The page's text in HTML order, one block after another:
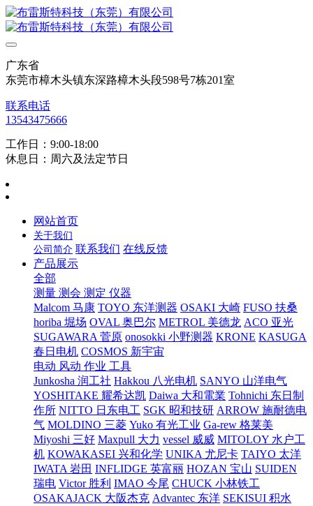
广东省
东莞市樟木头镇东深路樟木头段598号7栋201室
联系电话
13543475666
工作日：9:00-18:00
休息日：周六及法定节日
网站首页
关于我们
公司简介 联系我们 在线反馈
产品展示
全部
测量 测会 测定 仪器
Malcom 马康 TOYO 东洋测器 OSAKI 大崎 FUSO 扶桑
horiba 堀场 OVAL 奥巴尔 METROL 美德龙 ACO 亚光
SUGAWARA 菅原 onosokki 小野测器 KRONE KASUGA
春日电机 COSMOS 新宇宙
电动 风动 作业 工具
Junkosha 润工社 Hakkou 八光电机 SANYO 山洋电气
YOSHITAKE 耀希达凯 Daiwa 大和電業 Tohnichi 东日制
作所 NITTO 日东电工 SGK 昭和技研 ARROW 施耐德电
气 MOLDINO 三菱 Yuko 有光工业 Ga-rew 格莱美
Miyoshi 三好 Maxpull 大力 vessel 威威 MITOLOY 水户工
机 KOWAKASEI 兴和化学 UNIKA 尤尼卡 TAIYO 太洋
IWATA 岩田 INFLIDGE 英富丽 HOZAN 宝山 SUIDEN
瑞电 Victor 胜利 IMAO 今尾 CHUCK 小林铁工
OSAKAJACK 大阪杰克 Advantec 东洋 SEKISUI 积水